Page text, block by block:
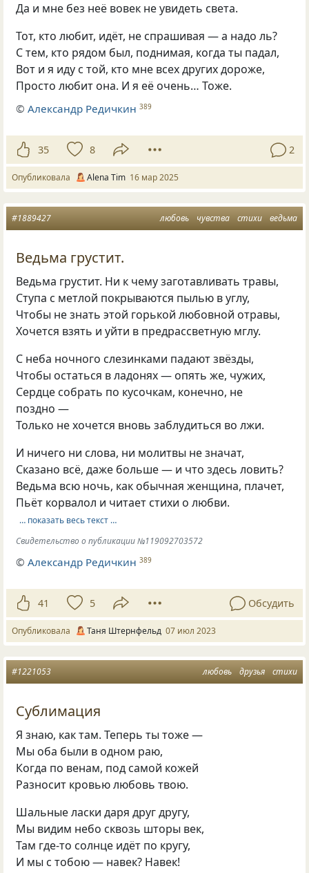
Да и мне без неё вовек не увидеть света.
Тот, кто любит, идёт, не спрашивая — а надо ль?
С тем, кто рядом был, поднимая, когда ты падал,
Вот и я иду с той, кто мне всех других дороже,
Просто любит она. И я её очень… Тоже.
©Александр Редичкин 389
35 8 2
Опубликовала Alena Tim 16 мар 2025
любовь чувства стихи ведьма
#1889427
Ведьма грустит.
Ведьма грустит. Ни к чему заготавливать травы,
Ступа с метлой покрываются пылью в углу,
Чтобы не знать этой горькой любовной отравы,
Хочется взять и уйти в предрассветную мглу.
С неба ночного слезинками падают звёзды,
Чтобы остаться в ладонях — опять же, чужих,
Сердце собрать по кусочкам, конечно, не
поздно —
Только не хочется вновь заблудиться во лжи.
И ничего ни слова, ни молитвы не значат,
Сказано всё, даже больше — и что здесь ловить?
Ведьма всю ночь, как обычная женщина, плачет,
Пьёт корвалол и читает стихи о любви.
… показать весь текст …
Свидетельство о публикации №119092703572
©Александр Редичкин 389
41 5 Обсудить
Опубликовала Таня Штернфельд 07 июл 2023
любовь друзья стихи
#1221053
Сублимация
Я знаю, как там. Теперь ты тоже —
Мы оба были в одном раю,
Когда по венам, под самой кожей
Разносит кровью любовь твою.
Шальные ласки даря друг другу,
Мы видим небо сквозь шторы век,
Там где-то солнце идёт по кругу,
И мы с тобою — навек? Навек!